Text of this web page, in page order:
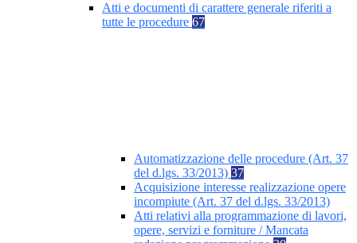
Atti e documenti di carattere generale riferiti a
tutte le procedure 67
Automatizzazione delle procedure (Art. 37
del d.lgs. 33/2013) 37
Acquisizione interesse realizzazione opere
incompiute (Art. 37 del d.lgs. 33/2013)
Atti relativi alla programmazione di lavori,
opere, servizi e forniture / Mancata